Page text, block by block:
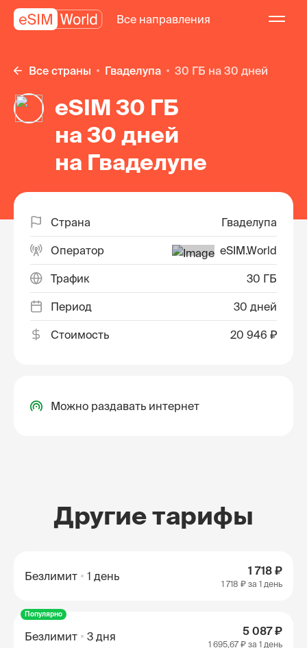
Все направления
Все страны Гваделупа 30 ГБ на 30 дней
eSIM 30 ГБ
на 30 дней
на Гваделупе
Страна Гваделупа
Оператор eSIM.World
Трафик 30 ГБ
Период 30 дней
Стоимость 20 946 ₽
Можно раздавать интернет
Другие тарифы
Безлимит 1 день 1 718 ₽
1 718 ₽ за 1 день
Популярно
Безлимит 3 дня 5 087 ₽
1 695,67 ₽ за 1 день